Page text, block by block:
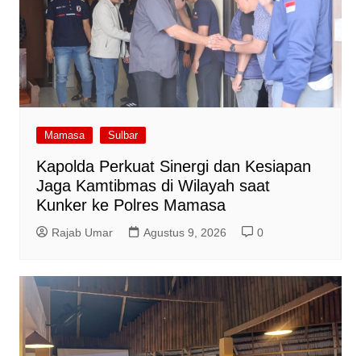
Mamasa Sulbar
Kapolda Perkuat Sinergi dan Kesiapan
Jaga Kamtibmas di Wilayah saat
Kunker ke Polres Mamasa
Rajab Umar Agustus 9, 2026 0